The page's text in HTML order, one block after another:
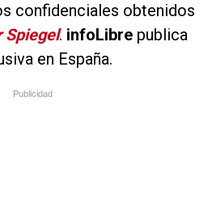
confidenciales obtenidos
Spiegel. infoLibre publica
en España.
Publicidad